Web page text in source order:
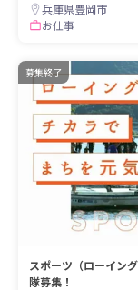
兵庫県豊岡市
お仕事
募集終了
スポーツ（ローイン
隊募集！